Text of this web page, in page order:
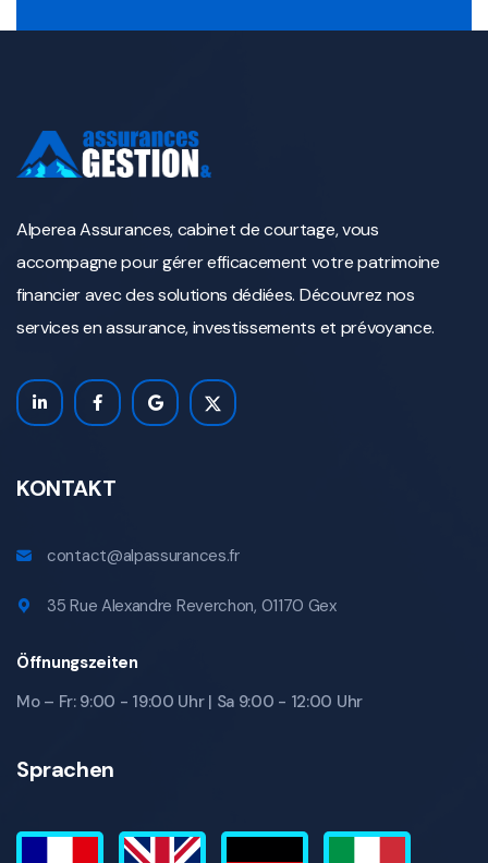
Alperea Assurances, cabinet de courtage, vous
accompagne pour gérer efficacement votre patrimoine
financier avec des solutions dédiées. Découvrez nos
services en assurance, investissements et prévoyance.
KONTAKT
contact@alpassurances.fr
35 Rue Alexandre Reverchon, 01170 Gex
Öffnungszeiten
Mo – Fr: 9:00 - 19:00 Uhr | Sa 9:00 - 12:00 Uhr
Sprachen